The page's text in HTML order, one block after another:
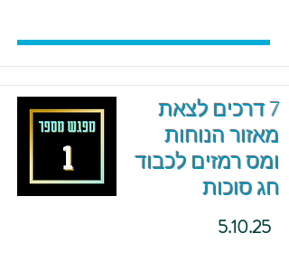
7 דרכים לצאת
מאזור הנוחות
ומס רמזים לכבוד
חג סוכות
5.10.25